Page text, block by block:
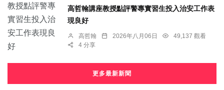
高哲翰講座教授點評警專實習生投入治安工作表
現良好
高哲翰 2026年八月06日
49,137 觀看
4 分享
更多最新新聞